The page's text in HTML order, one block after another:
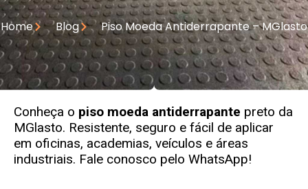
Home Blog Piso Moeda Antiderrapante – MGlasto
Conheça o piso moeda antiderrapante preto da
MGlasto. Resistente, seguro e fácil de aplicar
em oficinas, academias, veículos e áreas
industriais. Fale conosco pelo WhatsApp!